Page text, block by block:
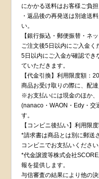
にかかる送料はお客様ご負担
・返品後の再発送は別途送
い。
【銀行振込・郵便振替・ネ
ご注文後5日以内にご入金く
5日以内にご入金が確認でき
ていただきます。
【代金引換】利用限度額：
商品お受け取りの際に、配
※お支払いには現金のほか
(nanaco・WAON・Edy・交
す。
【コンビニ後払い】利用限
*請求書は商品とは別に郵送
コンビニでお支払いください
*代金譲渡等株式会社
報を提供します。
与信審査の結果により他の